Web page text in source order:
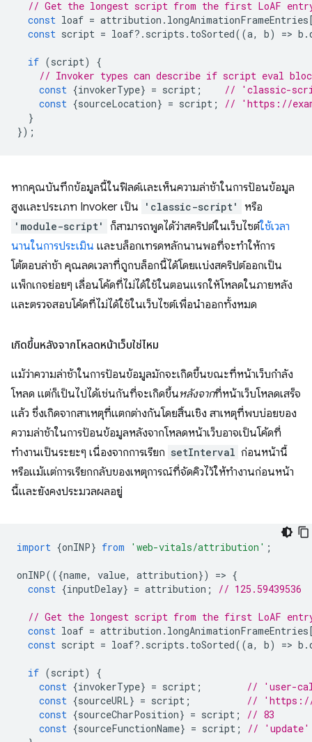
// Get the longest script from the first LoAF
const loaf = attribution . longAnimationFrameEntries
const script = loaf? . scripts . toSorted((a, b) => b .
if (script)
{
// Invoker types can describe if script eval
const {invokerType} = script ;
// 'classic-
const {sourceLocation} = script ;
// 'https://
}
});
หากคุณบันทึกข้อมูลนี้ในฟิลด์และเห็นความล่าช้าในการป้อนข้อมูล
สูงและประเภท Invoker เป็น
'classic-script' หรือ
'module-script' ก็สามารถพูดได้ว่าสคริปต์ในเว็บไซต์ใช้เวลา
นานในการประเมิน และบล็อกเทรดหลักนานพอที่จะทำให้การ
โต้ตอบล่าช้า คุณลดเวลาที่ถูกบล็อกนี้ได้โดยแบ่งสคริปต์ออกเป็น
แพ็กเกจย่อยๆ เลื่อนโค้ดที่ไม่ได้ใช้ในตอนแรกให้โหลดในภายหลัง
และตรวจสอบโค้ดที่ไม่ได้ใช้ในเว็บไซต์เพื่อนำออกทั้งหมด
เกิดขึ้นหลังจากโหลดหน้าเว็บใช่ไหม
แม้ว่าความล่าช้าในการป้อนข้อมูลมักจะเกิดขึ้นขณะที่หน้าเว็บกำลัง
โหลด แต่ก็เป็นไปได้เช่นกันที่จะเกิดขึ้นหลังจากที่หน้าเว็บโหลดเสร็จ
แล้ว ซึ่งเกิดจากสาเหตุที่แตกต่างกันโดยสิ้นเชิง สาเหตุที่พบบ่อยของ
ความล่าช้าในการป้อนข้อมูลหลังจากโหลดหน้าเว็บอาจเป็นโค้ดที่
ทำงานเป็นระยะๆ เนื่องจากการเรียก setInterval ก่อนหน้านี้
หรือแม้แต่การเรียกกลับของเหตุการณ์ที่จัดคิวไว้ให้ทำงานก่อนหน้า
นี้และยังคงประมวลผลอยู่
import {onINP} from 'web-vitals/attribution' ;
onINP(({name, value, attribution}) => {
const {inputDelay} = attribution ; // 125.59439536
// Get the longest script from the first LoAF
const loaf = attribution . longAnimationFrameEntries
const script = loaf? . scripts . toSorted((a, b) => b .
if (script)
{
const {invokerType} = script ;
// 'user-
const {sourceURL} = script ;
// 'https://
const {sourceCharPosition} = script ;
// 83
const {sourceFunctionName} = script ;
// 'update'